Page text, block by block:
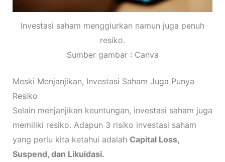
Investasi saham menggiurkan namun juga penuh
resiko.
Sumber gambar : Canva
Meski Menjanjikan, Investasi Saham Juga Punya
Resiko
Selain menjanjikan keuntungan, investasi saham juga
memiliki resiko. Adapun 3 risiko investasi saham
yang perlu kita ketahui adalah Capital Loss,
Suspend, dan Likuidasi.